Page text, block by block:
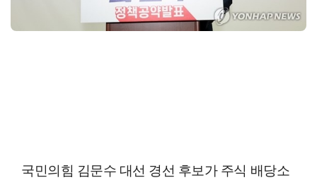
국민의힘 김문수 대선 경선 후보가 주식 배당소